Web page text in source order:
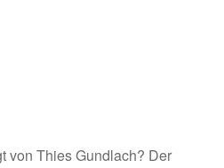
von Thies Gundlach? Der